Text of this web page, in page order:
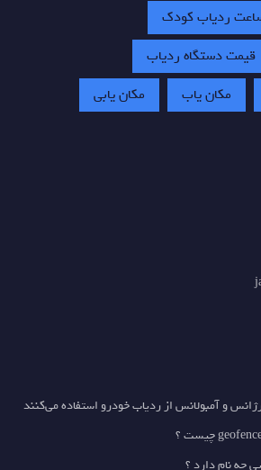
ردیاب کودک
قیمت دستگاه ردیاب
مکان یاب مکان یابی
و آمبولانس از ردیاب خودرو استفاده می‌کنند
چه نام دارد ؟